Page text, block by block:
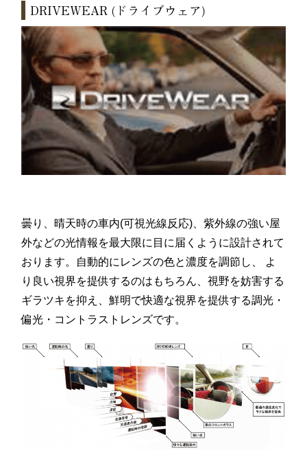
DRIVEWEAR (ドライブウェア)
曇り、晴天時の車内(可視光線反応)、紫外線の強い屋
外などの光情報を最大限に目に届くように設計されて
おります。自動的にレンズの色と濃度を調節し、 よ
り良い視界を提供するのはもちろん、視野を妨害する
ギラツキを抑え、鮮明で快適な視界を提供する調光・
偏光・コントラストレンズです。